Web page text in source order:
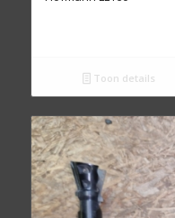
Toon details